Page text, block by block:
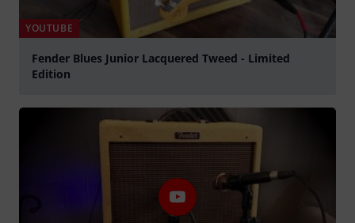
YOUTUBE
Fender Blues Junior Lacquered Tweed - Limited
Edition